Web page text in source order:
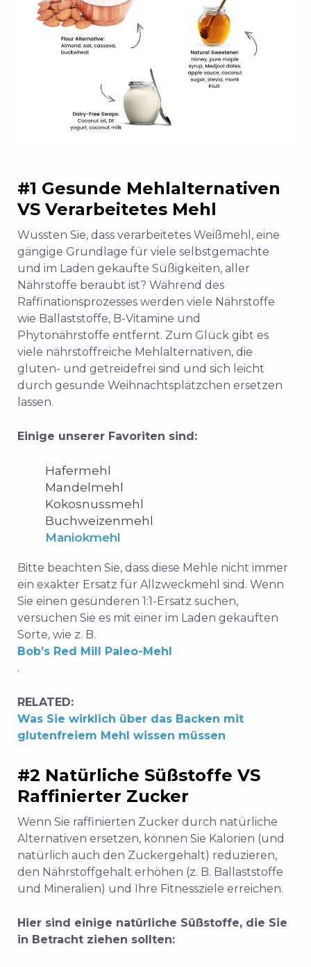
#1 Gesunde Mehlalternativen
VS Verarbeitetes Mehl
Wussten Sie, dass verarbeitetes Weißmehl, eine
gängige Grundlage für viele selbstgemachte
und im Laden gekaufte Süßigkeiten, aller
Nährstoffe beraubt ist? Während des
Raffinationsprozesses werden viele Nährstoffe
wie Ballaststoffe, B-Vitamine und
Phytonährstoffe entfernt. Zum Glück gibt es
viele nährstoffreiche Mehlalternativen, die
gluten- und getreidefrei sind und sich leicht
durch gesunde Weihnachtsplätzchen ersetzen
lassen.
Einige unserer Favoriten sind:
Hafermehl
Mandelmehl
Kokosnussmehl
Buchweizenmehl
Maniokmehl
Bitte beachten Sie, dass diese Mehle nicht immer
ein exakter Ersatz für Allzweckmehl sind. Wenn
Sie einen gesünderen 1:1-Ersatz suchen,
versuchen Sie es mit einer im Laden gekauften
Sorte, wie z. B.
Bob’s Red Mill Paleo-Mehl
.
RELATED:
Was Sie wirklich über das Backen mit
glutenfreiem Mehl wissen müssen
#2 Natürliche Süßstoffe VS
Raffinierter Zucker
Wenn Sie raffinierten Zucker durch natürliche
Alternativen ersetzen, können Sie Kalorien (und
natürlich auch den Zuckergehalt) reduzieren,
den Nährstoffgehalt erhöhen (z. B. Ballaststoffe
und Mineralien) und Ihre Fitnessziele erreichen.
Hier sind einige natürliche Süßstoffe, die Sie
in Betracht ziehen sollten: